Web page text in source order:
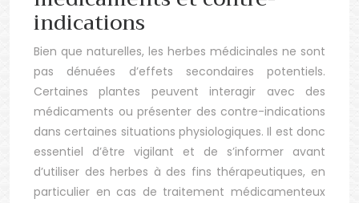
indications
Bien que naturelles, les herbes médicinales ne sont
pas dénuées d’effets secondaires potentiels.
Certaines plantes peuvent interagir avec des
médicaments ou présenter des contre-indications
dans certaines situations physiologiques. Il est donc
essentiel d’être vigilant et de s’informer avant
d’utiliser des herbes à des fins thérapeutiques, en
particulier en cas de traitement médicamenteux